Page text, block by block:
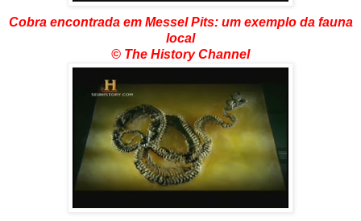
Cobra encontrada em Messel Pits: um exemplo da fauna
local
© The History Channel